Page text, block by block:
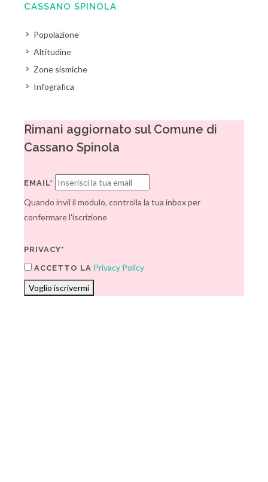
CASSANO SPINOLA
Popolazione
Altitudine
Zone sismiche
Infografica
Rimani aggiornato sul Comune di
Cassano Spinola
EMAIL*
Quando invii il modulo, controlla la tua inbox per
confermare l'iscrizione
PRIVACY*
ACCETTO LA Privacy Policy
Voglio iscrivermi